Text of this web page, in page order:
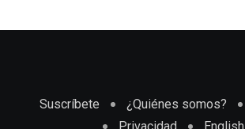
Suscríbete ¿Quiénes somos?